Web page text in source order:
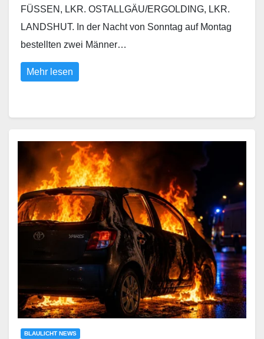
FÜSSEN, LKR. OSTALLGÄU/ERGOLDING, LKR.
LANDSHUT. In der Nacht von Sonntag auf Montag
bestellten zwei Männer…
Mehr lesen
BLAULICHT NEWS